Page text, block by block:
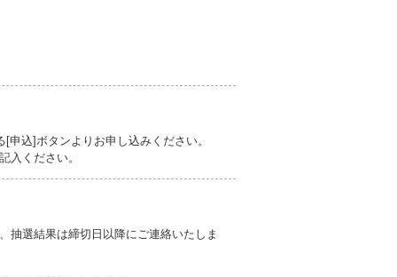
込]ボタンよりお申し込みください。
入ください。
抽選結果は締切日以降にご連絡いたしま